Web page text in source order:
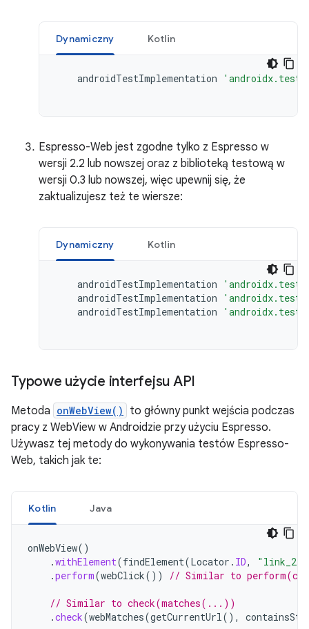
Dynamiczny Kotlin
androidTestImplementation
Espresso-Web jest zgodne tylko z Espresso w
wersji 2.2 lub nowszej oraz z biblioteką testową w
wersji 0.3 lub nowszej, więc upewnij się, że
zaktualizujesz też te wiersze:
Dynamiczny Kotlin
androidTestImplementation
androidTestImplementation
androidTestImplementation
Typowe użycie interfejsu API
Metoda onWebView()
to główny punkt wejścia podczas
pracy z WebView w Androidzie przy użyciu Espresso.
Używasz tej metody do wykonywania testów Espresso-
Web, takich jak te:
Kotlin Java
onWebView()
.withElement(findElement(Locator . ID, "link_2"
.perform(webClick()) // Similar to
// Similar to check(matches(...))
.check(webMatches(getCurrentUrl(),